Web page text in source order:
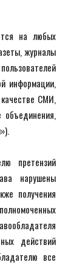
на любых
журналы
информации,
СМИ,
претензий
нарушены
получения
действий
все